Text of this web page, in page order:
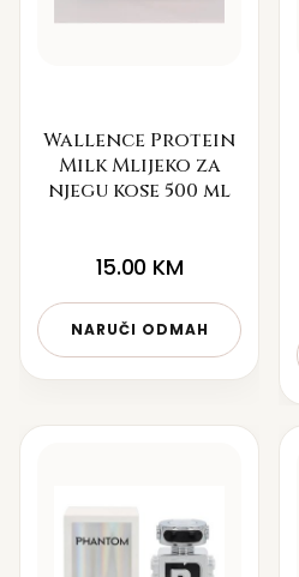
Wallence Protein
Milk Mlijeko za
njegu kose 500 ml
15.00 KM
NARUČI ODMAH